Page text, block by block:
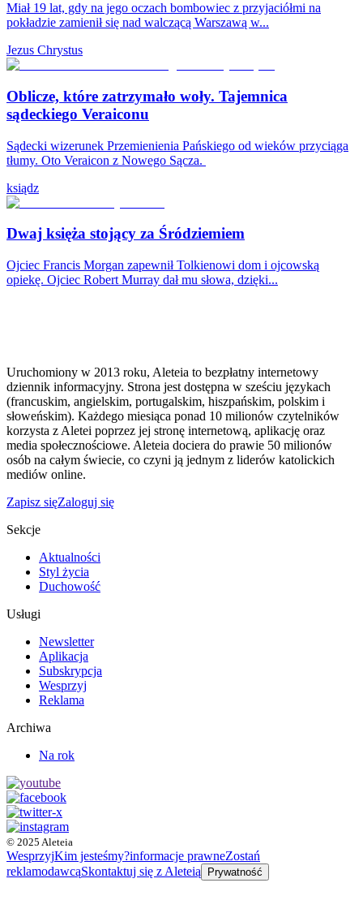
Miał 19 lat, gdy na jego oczach bombowiec z przyjaciółmi na
pokładzie zamienił się nad walczącą Warszawą w...
Jezus Chrystus
Oblicze, które zatrzymało woły. Tajemnica
sądeckiego Veraiconu
Sądecki wizerunek Przemienienia Pańskiego od wieków przyciąga
tłumy. Oto Veraicon z Nowego Sącza.
ksiądz
Dwaj księża stojący za Śródziemiem
Ojciec Francis Morgan zapewnił Tolkienowi dom i ojcowską
opiekę. Ojciec Robert Murray dał mu słowa, dzięki...
Uruchomiony w 2013 roku, Aleteia to bezpłatny internetowy
dziennik informacyjny. Strona jest dostępna w sześciu językach
(francuskim, angielskim, portugalskim, hiszpańskim, polskim i
słoweńskim). Każdego miesiąca ponad 10 milionów czytelników
korzysta z Aletei poprzez jej stronę internetową, aplikację oraz
media społecznościowe. Aleteia dociera do prawie 50 milionów
osób na całym świecie, co czyni ją jednym z liderów katolickich
mediów online.
Zapisz sięZaloguj się
Sekcje
Aktualności
Styl życia
Duchowość
Usługi
Newsletter
Aplikacja
Subskrypcja
Wesprzyj
Reklama
Archiwa
Na rok
© 2025 Aleteia
WesprzyjKim jesteśmy?informacje prawneZostań
reklamodawcąSkontaktuj się z Aleteią Prywatność